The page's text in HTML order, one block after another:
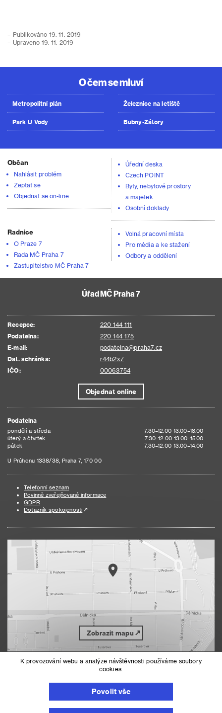
– Publikováno 19. 11. 2019
– Upraveno 19. 11. 2019
O čem se mluví
Metropolitní plán
Park U Vody
Železnice na letiště
Bubny-Zátory
Občan
Nahlásit problém
Zeptat se
Objednat se on-line
Úřední deska
Czech POINT
Byty, nebytové prostory
a majetek
Osobní doklady
Radnice
O Praze 7
Rada MČ Praha 7
Zastupitelstvo MČ Praha 7
Volná pracovní místa
Pro média a ke stažení
Odbory a oddělení
Úřad MČ Praha 7
Recepce:
220 144 111
Podatelna:
220 144 175
E-mail:
podatelna@praha7.cz
Dat. schránka:
r44b2x7
IČO:
00063754
Objednat online
Podatelna
pondělí a středa
7.30–12.00 13.00–18.00
úterý a čtvrtek
7.30–12.00 13.00–15.00
pátek
7.30–12.00 13.00–14.00
U Průhonu 1338/38, Praha 7, 170 00
Telefonní seznam
Povinně zveřejňované informace
GDPR
Dotazník spokojenosti
Zobrazit mapu
Nastavení cookies
K provozování webu a analýze návštěvnosti používáme soubory
cookies.
Povolit vše